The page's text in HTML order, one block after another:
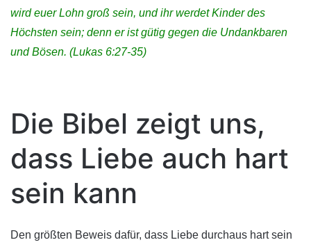
wird euer Lohn groß sein, und ihr werdet Kinder des
Höchsten sein; denn er ist gütig gegen die Undankbaren
und Bösen. (Lukas 6:27-35)
Die Bibel zeigt uns,
dass Liebe auch hart
sein kann
Den größten Beweis dafür, dass Liebe durchaus hart sein